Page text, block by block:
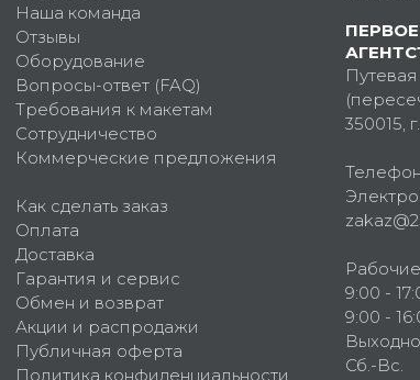
Наша команда
Отзывы
Оборудование
Вопросы-ответ (FAQ)
Требования к макетам
Сотрудничество
Коммерческие предложения
Как сделать заказ
Оплата
Доставка
Гарантия и сервис
Обмен и возврат
Акции и распродажи
Публичная оферта
Политика конфиденциальности
Путевая
350015 , г.
9:00 -
9:00 -
Сб.-Вс.